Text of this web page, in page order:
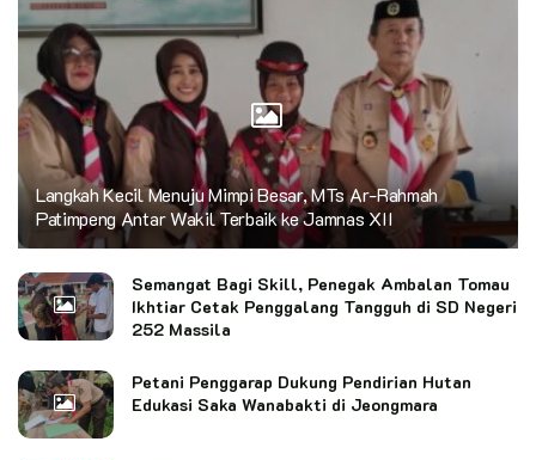
Langkah Kecil Menuju Mimpi Besar, MTs Ar-Rahmah
Patimpeng Antar Wakil Terbaik ke Jamnas XII
Semangat Bagi Skill, Penegak Ambalan Tomau
Ikhtiar Cetak Penggalang Tangguh di SD Negeri
252 Massila
Petani Penggarap Dukung Pendirian Hutan
Edukasi Saka Wanabakti di Jeongmara